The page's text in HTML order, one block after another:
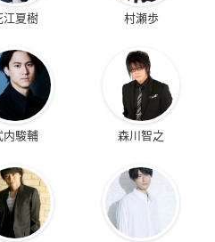
江夏樹 村瀬歩
内駿輔 森川智之